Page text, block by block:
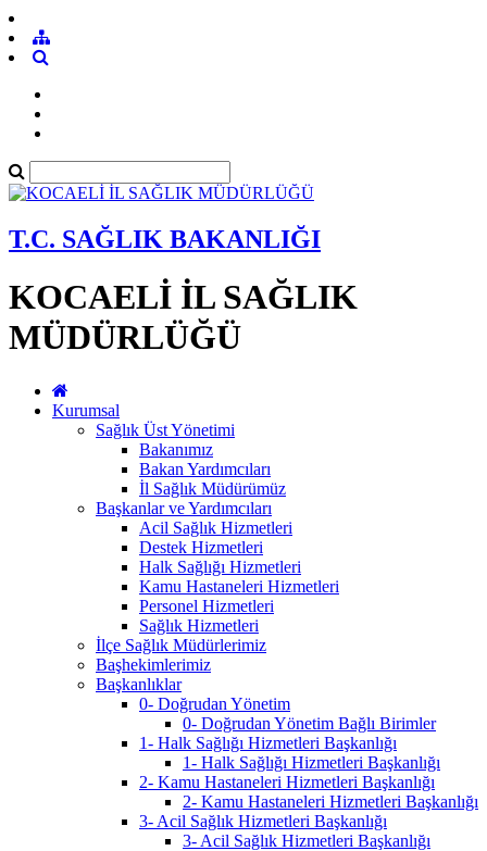
T.C. SAĞLIK BAKANLIĞI
KOCAELİ İL SAĞLIK
MÜDÜRLÜĞÜ
Kurumsal
Sağlık Üst Yönetimi
Bakanımız
Bakan Yardımcıları
İl Sağlık Müdürümüz
Başkanlar ve Yardımcıları
Acil Sağlık Hizmetleri
Destek Hizmetleri
Halk Sağlığı Hizmetleri
Kamu Hastaneleri Hizmetleri
Personel Hizmetleri
Sağlık Hizmetleri
İlçe Sağlık Müdürlerimiz
Başhekimlerimiz
Başkanlıklar
0- Doğrudan Yönetim
0- Doğrudan Yönetim Bağlı Birimler
1- Halk Sağlığı Hizmetleri Başkanlığı
1- Halk Sağlığı Hizmetleri Başkanlığı
2- Kamu Hastaneleri Hizmetleri Başkanlığı
2- Kamu Hastaneleri Hizmetleri Başkanlığı
3- Acil Sağlık Hizmetleri Başkanlığı
3- Acil Sağlık Hizmetleri Başkanlığı